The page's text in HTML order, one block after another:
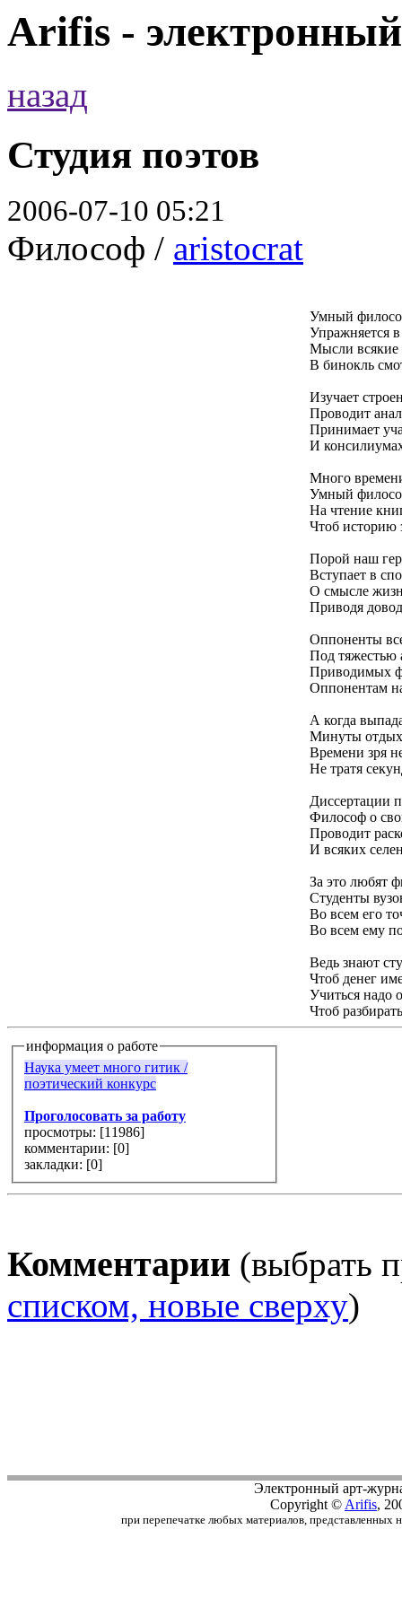
Arifis -
назад
Студия поэтов
2006-07-10 05:21
Философ / aristocrat
Умный
Упражняется
Мысли всякие
В бинокль
Изучает
Проводит
Принимает
И
Много
Умный
На чтение
Чтоб историю
Порой наш
Вступает в
О смысле
Приводя
Оппоненты
Под тяжестью
Приводимых
Оппонентам
А когда
Минуты
Времени зря
Не тратя
Диссертации
Философ о
Проводит
И всяких
За это любят
Студенты
Во всем его
Во всем ему
Ведь знают
Чтоб денег
Учиться надо
Чтоб
информация о работе
Наука умеет много гитик /
поэтический конкурс
Проголосовать за работу
просмотры: [11986]
комментарии: [0]
закладки: [0]
Комментарии (выбрать
списком, новые сверху)
Электронный арт-
Copyright © Arifis,
при перепечатке любых материалов, представленных